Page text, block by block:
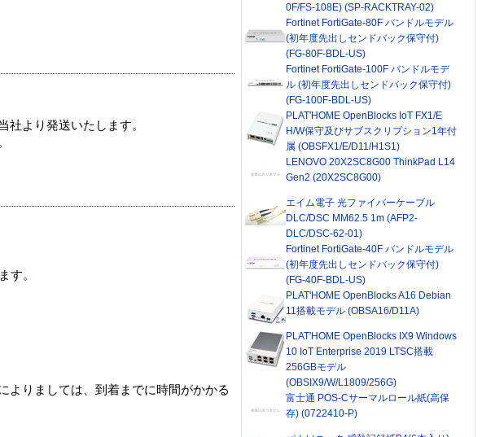
より発送いたします。
す。
よりましては、到着までに時間がかかる
0F/FS-108E) (SP-RACKTRAY-02)
Fortinet FortiGate-80F バンドルモデル
(初年度先出しセンドバック保守付)
(FG-80F-BDL-US)
Fortinet FortiGate-100F バンドルモデ
ル (初年度先出しセンドバック保守付)
(FG-100F-BDL-US)
PLAT'HOME OpenBlocks IoT FX1/E
H/W保守及びサブスクリプション1年付
属 (OBSFX1/E/D11/H1S1)
LENOVO 20X2SC8G00 ThinkPad L14
Gen2 (20X2SC8G00)
エイム電子 光ファイバーケーブル
DLC/DSC MM62.5 1m (AFP2-
DLC/DSC-62-01)
Fortinet FortiGate-40F バンドルモデル
(初年度先出しセンドバック保守付)
(FG-40F-BDL-US)
PLAT'HOME OpenBlocks A16 Debian
11搭載モデル (OBSA16/D11A)
PLAT'HOME OpenBlocks IX9 Windows
10 IoT Enterprise 2019 LTSC搭載
256GBモデル
(OBSIX9/W/L1809/256G)
富士通 POS-Cサーマルロール紙(高保
存) (0722410-P)